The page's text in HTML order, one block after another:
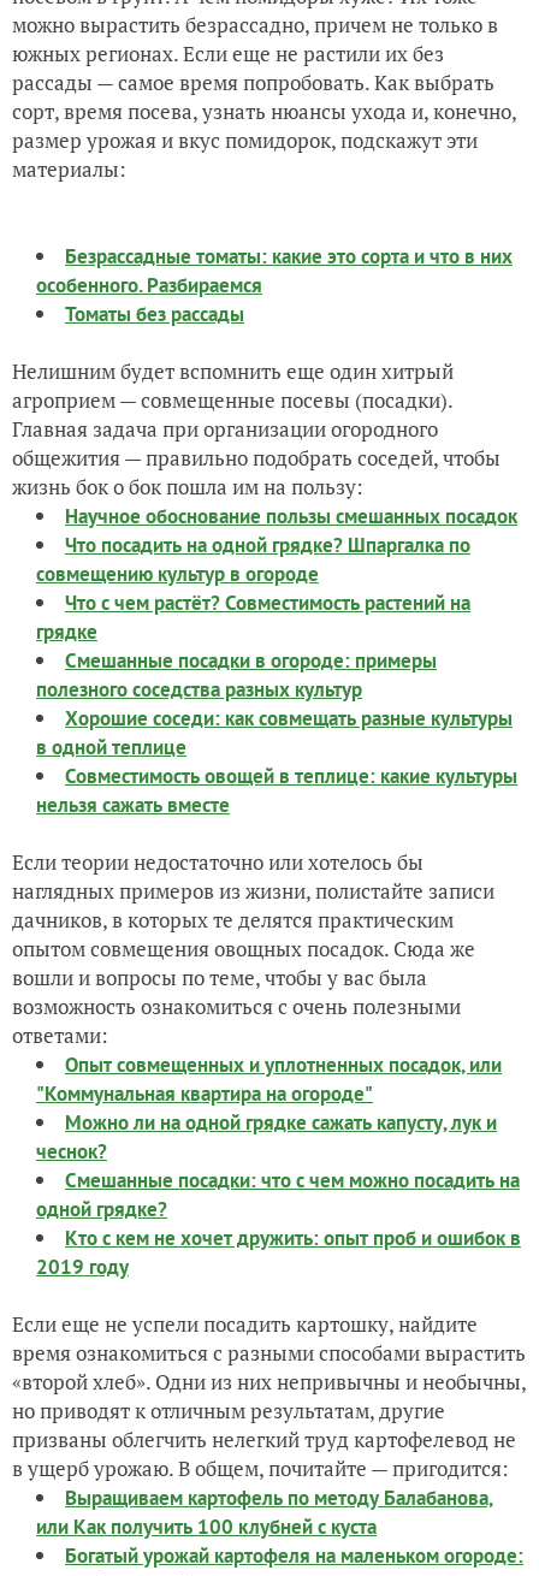
можно вырастить безрассадно, причем не только в
южных регионах. Если еще не растили их без
рассады — самое время попробовать. Как выбрать
сорт, время посева, узнать нюансы ухода и, конечно,
размер урожая и вкус помидорок, подскажут эти
материалы:
Безрассадные томаты: какие это сорта и что в них
особенного. Разбираемся
Томаты без рассады
Нелишним будет вспомнить еще один хитрый
агроприем — совмещенные посевы (посадки).
Главная задача при организации огородного
общежития — правильно подобрать соседей, чтобы
жизнь бок о бок пошла им на пользу:
Научное обоснование пользы смешанных посадок
Что посадить на одной грядке? Шпаргалка по
совмещению культур в огороде
Что с чем растёт? Совместимость растений на
грядке
Смешанные посадки в огороде: примеры
полезного соседства разных культур
Хорошие соседи: как совмещать разные культуры
в одной теплице
Совместимость овощей в теплице: какие культуры
нельзя сажать вместе
Если теории недостаточно или хотелось бы
наглядных примеров из жизни, полистайте записи
дачников, в которых те делятся практическим
опытом совмещения овощных посадок. Сюда же
вошли и вопросы по теме, чтобы у вас была
возможность ознакомиться с очень полезными
ответами:
Опыт совмещенных и уплотненных посадок, или
"Коммунальная квартира на огороде"
Можно ли на одной грядке сажать капусту, лук и
чеснок?
Смешанные посадки: что с чем можно посадить на
одной грядке?
Кто с кем не хочет дружить: опыт проб и ошибок в
2019 году
Если еще не успели посадить картошку, найдите
время ознакомиться с разными способами вырастить
«второй хлеб». Одни из них непривычны и необычны,
но приводят к отличным результатам, другие
призваны облегчить нелегкий труд картофелевод не
в ущерб урожаю. В общем, почитайте — пригодится:
Выращиваем картофель по методу Балабанова,
или Как получить 100 клубней с куста
Богатый урожай картофеля на маленьком огороде: